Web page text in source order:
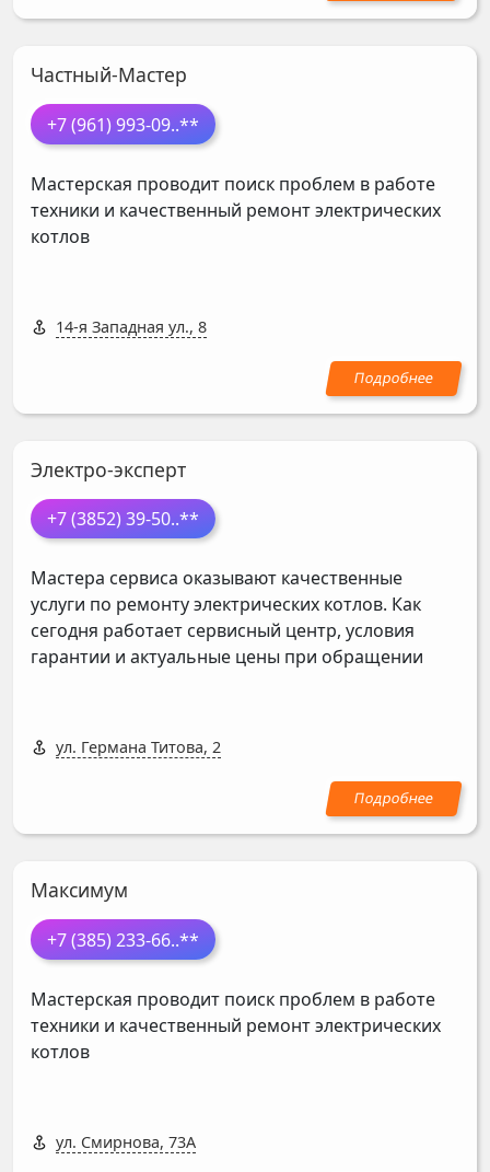
Частный-Мастер
+7 (961) 993-09..**
Мастерская проводит поиск проблем в работе
техники и качественный ремонт электрических
котлов
14-я Западная ул., 8
Электро-эксперт
+7 (3852) 39-50..**
Мастера сервиса оказывают качественные
услуги по ремонту электрических котлов. Как
сегодня работает сервисный центр, условия
гарантии и актуальные цены при обращении
ул. Германа Титова, 2
Максимум
+7 (385) 233-66..**
Мастерская проводит поиск проблем в работе
техники и качественный ремонт электрических
котлов
ул. Смирнова, 73А